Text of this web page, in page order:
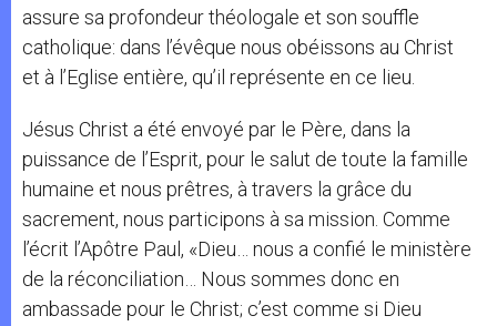
assure sa profondeur théologale et son souffle
catholique: dans l’évêque nous obéissons au Christ
et à l’Eglise entière, qu’il représente en ce lieu.
Jésus Christ a été envoyé par le Père, dans la
puissance de l’Esprit, pour le salut de toute la famille
humaine et nous prêtres, à travers la grâce du
sacrement, nous participons à sa mission. Comme
l’écrit l’Apôtre Paul, «Dieu… nous a confié le ministère
de la réconciliation… Nous sommes donc en
ambassade pour le Christ; c’est comme si Dieu